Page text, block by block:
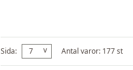
Sida: 7 v Antal varor: 177 st